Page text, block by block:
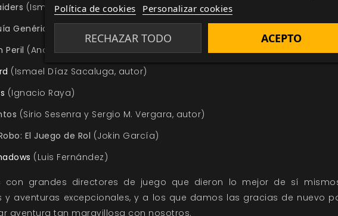
(Ismael D. Sacaluga, autor)
Genérica
Peril (Andrea Iglesias y Enrique Esturillo)
(Ismael Díaz Sacaluga, autor)
(Ignacio Raya)
(Sirio Sesenra y Sergio M. Vergara, autor)
El Juego de Rol (Jokin García)
(Luis Fernández)
con grandes directores de juego que dieron lo mejor de sí
y aventuras excepcionales, y a los que damos las gracias de nuevo
aventura tan maravillosa con nosotros.
Política de cookies Personalizar cookies
RECHAZAR TODO ACEPTO